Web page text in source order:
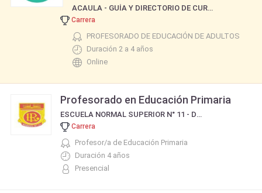
ACAULA - GUÍA Y DIRECTORIO DE CURSOS Y CARRERAS
Carrera
PROFESORADO DE EDUCACIÓN DE ADULTOS
Duración 2 a 4 años
Online
Profesorado en Educación Primaria
ESCUELA NORMAL SUPERIOR N° 11 - DR.RICARDO LEVENE
Carrera
Profesor/a de Educación Primaria
Duración 4 años
Presencial